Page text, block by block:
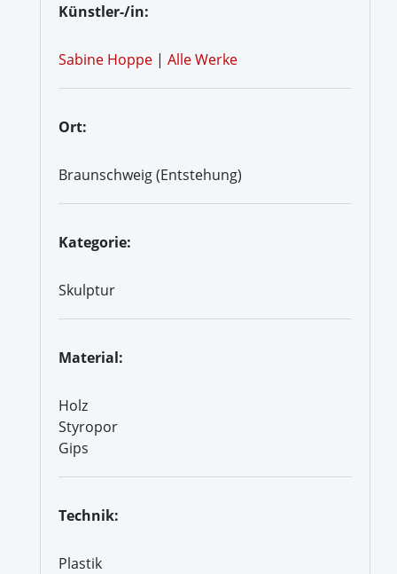
Künstler-/in:
Sabine Hoppe | Alle Werke
Ort:
Braunschweig (Entstehung)
Kategorie:
Skulptur
Material:
Holz
Styropor
Gips
Technik:
Plastik